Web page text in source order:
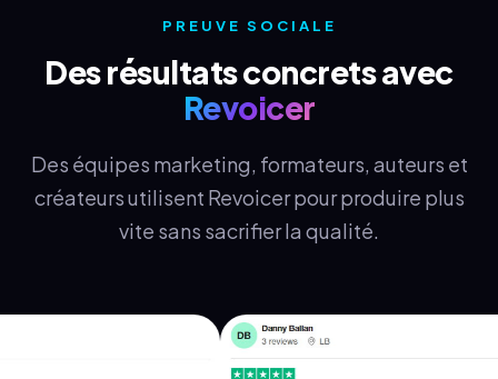
PREUVE SOCIALE
Des résultats concrets avec
Revoicer
Des équipes marketing, formateurs, auteurs et
créateurs utilisent Revoicer pour produire plus
vite sans sacrifier la qualité.